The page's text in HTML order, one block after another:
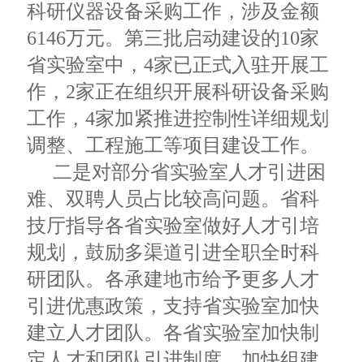
科研仪器设备采购工作，涉及金额
6146万元。第三批启动建设的10家
省实验室中，4家已正式入驻开展工
作，2家正在组织开展科研设备采购
工作，4家加紧推进控制性详细规划
调整、工程施工等项目建设工作。
二是对部分省实验室人才引进困
难、双聘人员占比较高问题。省科
技厅指导各省实验室做好人才引培
规划，鼓励多渠道引进全职全时科
研团队。各承建地市给予更多人才
引进优惠政策，支持省实验室加快
建立人才团队。各省实验室加快制